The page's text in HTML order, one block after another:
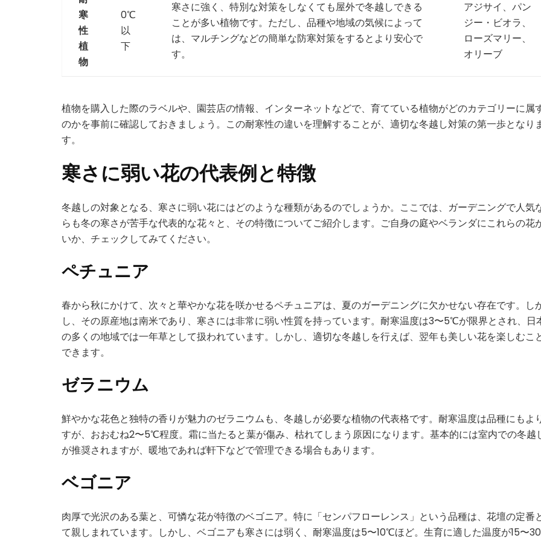
寒
性
植
物
0℃
以
下
寒さに強く、特別な対策をしなくても屋外で冬越しできる
ことが多い植物です。ただし、品種や地域の気候によって
は、マルチングなどの簡単な防寒対策をするとより安心で
す。
アジサイ、パン
ジー・ビオラ、
ローズマリー、
オリーブ
植物を購入した際のラベルや、園芸店の情報、インターネットなどで、育てている植物がどのカテゴリーに属
のかを事前に確認しておきましょう。この耐寒性の違いを理解することが、適切な冬越し対策の第一歩となり
す。
寒さに弱い花の代表例と特徴
冬越しの対象となる、寒さに弱い花にはどのような種類があるのでしょうか。ここでは、ガーデニングで人気
らも冬の寒さが苦手な代表的な花々と、その特徴についてご紹介します。ご自身の庭やベランダにこれらの花
いか、チェックしてみてください。
ペチュニア
春から秋にかけて、次々と華やかな花を咲かせるペチュニアは、夏のガーデニングに欠かせない存在です。し
し、その原産地は南米であり、寒さには非常に弱い性質を持っています。耐寒温度は3〜5℃が限界とされ、日
の多くの地域では一年草として扱われています。しかし、適切な冬越しを行えば、翌年も美しい花を楽しむこ
できます。
ゼラニウム
鮮やかな花色と独特の香りが魅力のゼラニウムも、冬越しが必要な植物の代表格です。耐寒温度は品種にもよ
すが、おおむね2〜5℃程度。霜に当たると葉が傷み、枯れてしまう原因になります。基本的には室内での冬越
が推奨されますが、暖地であれば軒下などで管理できる場合もあります。
ベゴニア
肉厚で光沢のある葉と、可憐な花が特徴のベゴニア。特に「センパフローレンス」という品種は、花壇の定番
て親しまれています。しかし、ベゴニアも寒さには弱く、耐寒温度は5〜10℃ほど。生育に適した温度が15〜